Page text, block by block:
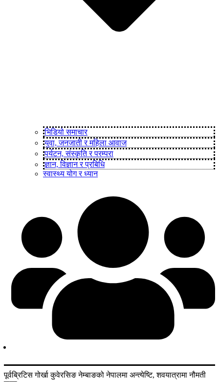
भिडियो समाचार
युवा, जनजाती र महिला आवाज
पर्यटन, संस्कृति र परम्परा
ज्ञान, विज्ञान र प्रबिधि
स्वास्थ्य योग र ध्यान
पूर्वब्रिटिस गोर्खा कुवेरसिङ नेम्बाङको नेपालमा अन्त्येष्टि, शवयात्रामा नौमती